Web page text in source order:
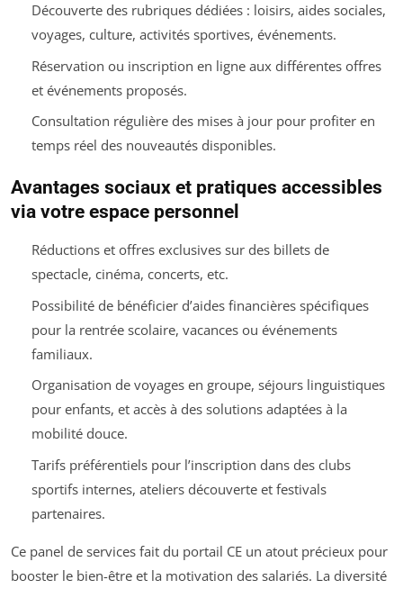
Découverte des rubriques dédiées : loisirs, aides sociales,
voyages, culture, activités sportives, événements.
Réservation ou inscription en ligne aux différentes offres
et événements proposés.
Consultation régulière des mises à jour pour profiter en
temps réel des nouveautés disponibles.
Avantages sociaux et pratiques accessibles
via votre espace personnel
Réductions et offres exclusives sur des billets de
spectacle, cinéma, concerts, etc.
Possibilité de bénéficier d’aides financières spécifiques
pour la rentrée scolaire, vacances ou événements
familiaux.
Organisation de voyages en groupe, séjours linguistiques
pour enfants, et accès à des solutions adaptées à la
mobilité douce.
Tarifs préférentiels pour l’inscription dans des clubs
sportifs internes, ateliers découverte et festivals
partenaires.
Ce panel de services fait du portail CE un atout précieux pour
booster le bien-être et la motivation des salariés. La diversité